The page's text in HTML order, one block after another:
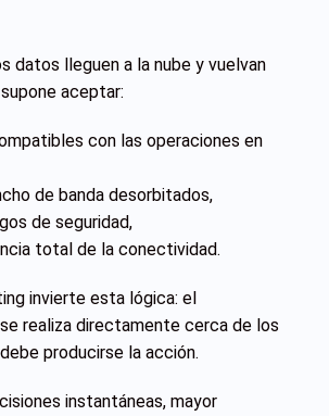
datos lleguen a la nube y vuelvan
aceptar:
con las operaciones en
de banda desorbitados,
de seguridad,
total de la conectividad.
invierte esta lógica: el
realiza directamente cerca de los
producirse la acción.
instantáneas, mayor